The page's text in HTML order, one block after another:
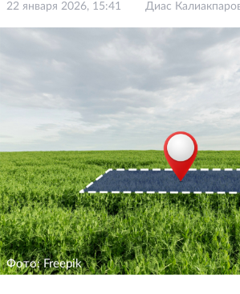
22 января 2026, 15:41 Диас
Фото: Freepik